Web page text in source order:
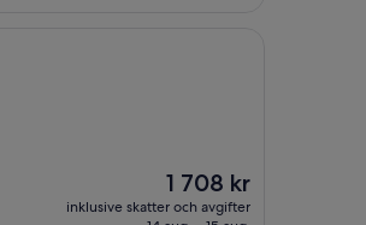
Priset
är
1 708 kr
inklusive skatter och avgifter